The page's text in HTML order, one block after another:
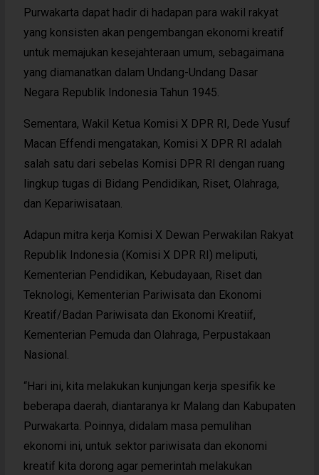
Purwakarta dapat hadir di hadapan para wakil rakyat
yang konsisten akan pengembangan ekonomi kreatif
untuk memajukan kesejahteraan umum, sebagaimana
yang diamanatkan dalam Undang-Undang Dasar
Negara Republik Indonesia Tahun 1945.
Sementara, Wakil Ketua Komisi X DPR RI, Dede Yusuf
Macan Effendi mengatakan, Komisi X DPR RI adalah
salah satu dari sebelas Komisi DPR RI dengan ruang
lingkup tugas di Bidang Pendidikan, Riset, Olahraga,
dan Kepariwisataan.
Adapun mitra kerja Komisi X Dewan Perwakilan Rakyat
Republik Indonesia (Komisi X DPR RI) meliputi,
Kementerian Pendidikan, Kebudayaan, Riset dan
Teknologi, Kementerian Pariwisata dan Ekonomi
Kreatif/Badan Pariwisata dan Ekonomi Kreatiif,
Kementerian Pemuda dan Olahraga, Perpustakaan
Nasional.
“Hari ini, kita melakukan kunjungan kerja spesifik ke
beberapa daerah, diantaranya kr Malang dan Kabupaten
Purwakarta. Poinnya, didalam masa pemulihan
ekonomi ini, untuk sektor pariwisata dan ekonomi
kreatif kita dorong agar pemerintah melakukan